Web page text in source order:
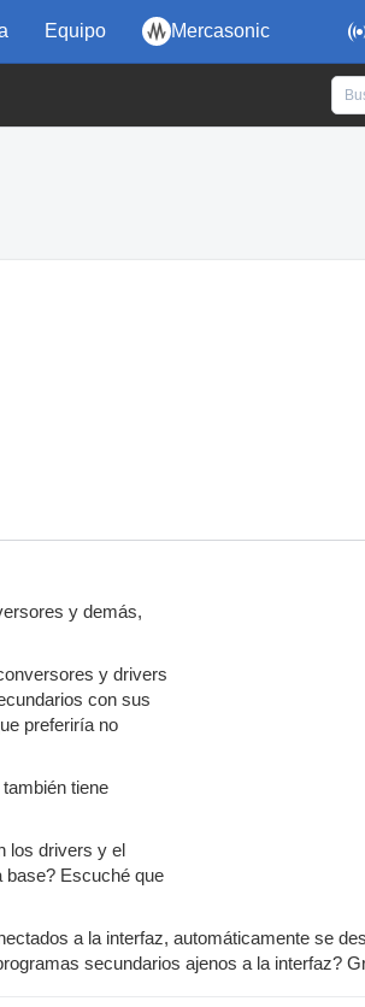
Equipo Mercasonic
y demás,
y drivers
con sus
preferiría no
tiene
los drivers y el
base? Escuché que
a la interfaz, automáticamente se
secundarios ajenos a la interfaz?